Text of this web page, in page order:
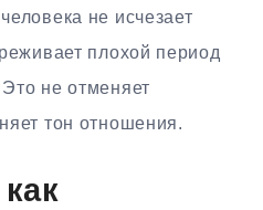
не исчезает
плохой период
не отменяет
тон отношения.